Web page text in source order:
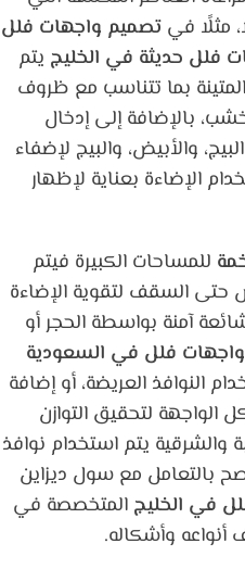
مثلًا في تصميم واجهات فلل
فلل حديثة في الخليج يتم
بما تتناسب مع ظروف
بالإضافة إلى إدخال
والأبيض، والبيج لإضفاء
الإضاءة بعناية لإظهار
للمساحات الكبيرة فيتم
حتى السقف لتقوية الإضاءة
آمنة بواسطة الحجر أو
فلل في السعودية
النوافذ العريضة، أو إضافة
لتحقيق التوازن
والشرقية يتم استخدام نوافذ
بالتعامل مع سول ديزاين
في الخليج المتخصصة في
أنواعه وأشكاله.